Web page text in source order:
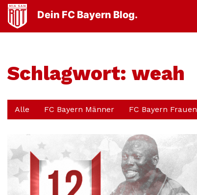
Dein FC Bayern Blog.
Schlagwort: weah
Alle FC Bayern Männer FC Bayern Frauen